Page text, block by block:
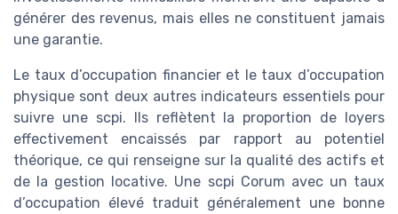
générer des revenus, mais elles ne constituent jamais
une garantie.
Le taux d’occupation financier et le taux d’occupation
physique sont deux autres indicateurs essentiels pour
suivre une scpi. Ils reflètent la proportion de loyers
effectivement encaissés par rapport au potentiel
théorique, ce qui renseigne sur la qualité des actifs et
de la gestion locative. Une scpi Corum avec un taux
d’occupation élevé traduit généralement une bonne